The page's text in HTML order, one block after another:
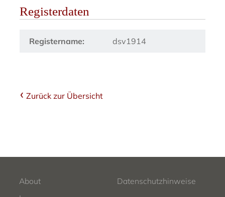
Registerdaten
Registername: dsv1914
Zurück zur Übersicht
About
Datenschutzhinweise